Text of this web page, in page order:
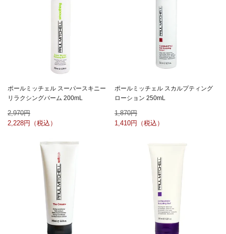
ポールミッチェル スーパースキニー
リラクシングバーム 200mL
2,970
2,228
ポールミッチェル スカルプティング
ローション 250mL
1,870
1,410